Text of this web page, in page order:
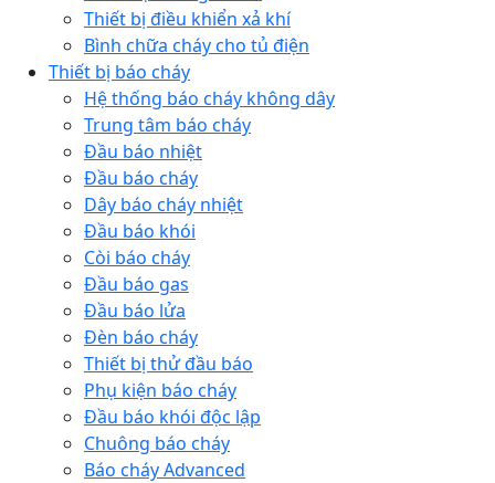
Thiết bị điều khiển xả khí
Bình chữa cháy cho tủ điện
Thiết bị báo cháy
Hệ thống báo cháy không dây
Trung tâm báo cháy
Đầu báo nhiệt
Đầu báo cháy
Dây báo cháy nhiệt
Đầu báo khói
Còi báo cháy
Đầu báo gas
Đầu báo lửa
Đèn báo cháy
Thiết bị thử đầu báo
Phụ kiện báo cháy
Đầu báo khói độc lập
Chuông báo cháy
Báo cháy Advanced